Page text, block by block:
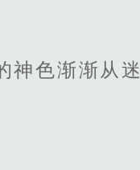
神色渐渐从迷